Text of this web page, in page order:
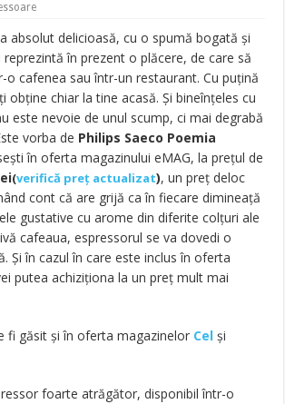
absolut delicioasă, cu o spumă bogată și
în prezent o plăcere, de care să
o cafenea sau într-un restaurant. Cu puțină
obține chiar la tine acasă. Și bineînțeles cu
este nevoie de unul scump, ci mai degrabă
vorba de Philips Saeco Poemia
în oferta magazinului eMAG, la prețul de
(verifică preț actualizat), un preț deloc
cont că are grijă ca în fiecare dimineață
gustative cu arome din diferite colțuri ale
cafeaua, espressorul se va dovedi o
Și în cazul în care este inclus în oferta
putea achiziționa la un preț mult mai
fi găsit și în oferta magazinelor Cel și
foarte atrăgător, disponibil într-o